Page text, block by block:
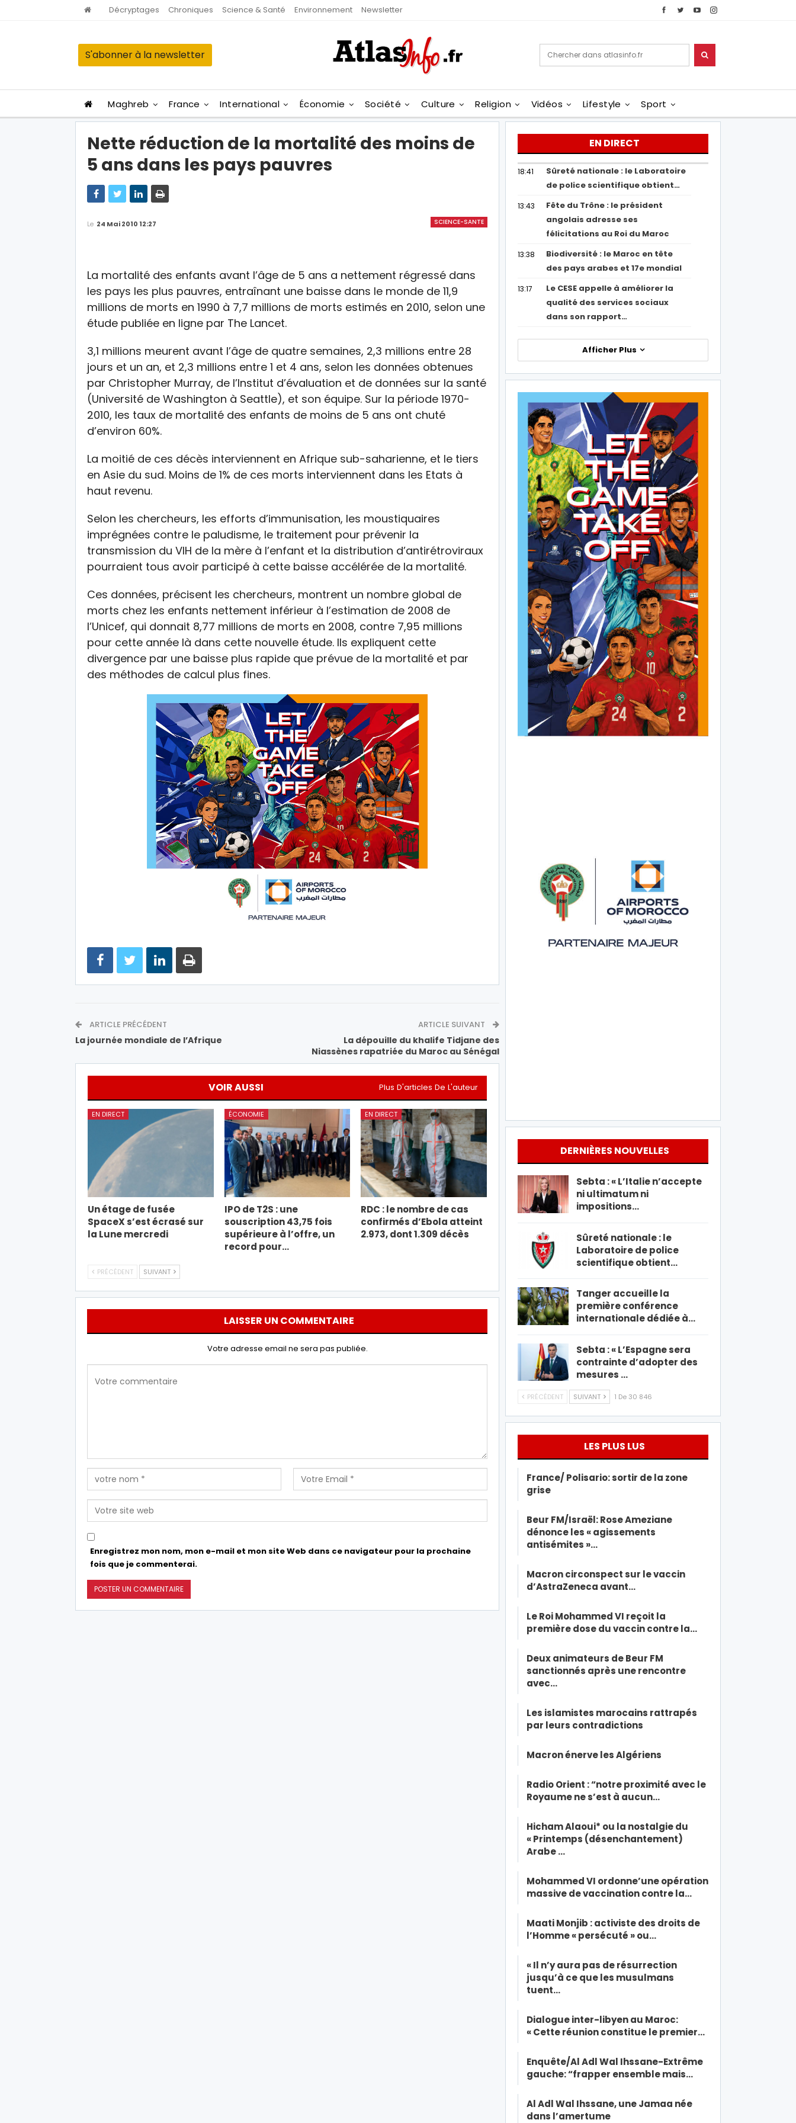
Décryptages Chroniques Science & Santé Environnement Newsletter
S'abonner à la newsletter
Maghreb France International Économie Société Culture Religion Vidéos Lifestyle Sport
Nette réduction de la mortalité des moins de
5 ans dans les pays pauvres
SCIENCE-SANTE
Le 24 Mai 2010 12:27
La mortalité des enfants avant l’âge de 5 ans a nettement régressé dans
les pays les plus pauvres, entraînant une baisse dans le monde de 11,9
millions de morts en 1990 à 7,7 millions de morts estimés en 2010, selon une
étude publiée en ligne par The Lancet.
3,1 millions meurent avant l’âge de quatre semaines, 2,3 millions entre 28
jours et un an, et 2,3 millions entre 1 et 4 ans, selon les données obtenues
par Christopher Murray, de l’Institut d’évaluation et de données sur la santé
(Université de Washington à Seattle), et son équipe. Sur la période 1970-
2010, les taux de mortalité des enfants de moins de 5 ans ont chuté
d’environ 60%.
La moitié de ces décès interviennent en Afrique sub-saharienne, et le tiers
en Asie du sud. Moins de 1% de ces morts interviennent dans les Etats à
haut revenu.
Selon les chercheurs, les efforts d’immunisation, les moustiquaires
imprégnées contre le paludisme, le traitement pour prévenir la
transmission du VIH de la mère à l’enfant et la distribution d’antirétroviraux
pourraient tous avoir participé à cette baisse accélérée de la mortalité.
Ces données, précisent les chercheurs, montrent un nombre global de
morts chez les enfants nettement inférieur à l’estimation de 2008 de
l’Unicef, qui donnait 8,77 millions de morts en 2008, contre 7,95 millions
pour cette année là dans cette nouvelle étude. Ils expliquent cette
divergence par une baisse plus rapide que prévue de la mortalité et par
des méthodes de calcul plus fines.
ARTICLE PRÉCÉDENT
La journée mondiale de l’Afrique
ARTICLE SUIVANT
La dépouille du khalife Tidjane des
Niassènes rapatriée du Maroc au Sénégal
VOIR AUSSI Plus D'articles De L'auteur
EN DIRECT
Un étage de fusée
SpaceX s’est écrasé sur
la Lune mercredi
ÉCONOMIE
IPO de T2S : une
souscription 43,75 fois
supérieure à l’offre, un
record pour…
EN DIRECT
RDC : le nombre de cas
confirmés d’Ebola atteint
2.973, dont 1.309 décès
PRÉCÉDENT SUIVANT
LAISSER UN COMMENTAIRE
Votre adresse email ne sera pas publiée.
Enregistrez mon nom, mon e-mail et mon site Web dans ce navigateur pour la prochaine
fois que je commenterai.
EN DIRECT
18:41
Sûreté nationale : le Laboratoire
de police scientifique obtient…
13:43
Fête du Trône : le président
angolais adresse ses
félicitations au Roi du Maroc
13:38
Biodiversité : le Maroc en tête
des pays arabes et 17e mondial
13:17
Le CESE appelle à améliorer la
qualité des services sociaux
dans son rapport…
Afficher Plus
DERNIÈRES NOUVELLES
Sebta : « L’Italie n’accepte
ni ultimatum ni
impositions…
Sûreté nationale : le
Laboratoire de police
scientifique obtient…
Tanger accueille la
première conférence
internationale dédiée à…
Sebta : « L’Espagne sera
contrainte d’adopter des
mesures …
PRÉCÉDENT SUIVANT 1 De 30 846
LES PLUS LUS
France/ Polisario: sortir de la zone
grise
Beur FM/Israël: Rose Ameziane
dénonce les « agissements
antisémites »…
Macron circonspect sur le vaccin
d’AstraZeneca avant…
Le Roi Mohammed VI reçoit la
première dose du vaccin contre la…
Deux animateurs de Beur FM
sanctionnés après une rencontre
avec…
Les islamistes marocains rattrapés
par leurs contradictions
Macron énerve les Algériens
Radio Orient : “notre proximité avec le
Royaume ne s’est à aucun…
Hicham Alaoui* ou la nostalgie du
« Printemps (désenchantement)
Arabe …
Mohammed VI ordonne’une opération
massive de vaccination contre la…
Maati Monjib : activiste des droits de
l’Homme « persécuté » ou…
« Il n’y aura pas de résurrection
jusqu’à ce que les musulmans
tuent…
Dialogue inter-libyen au Maroc:
« Cette réunion constitue le premier…
Enquête/Al Adl Wal Ihssane-Extrême
gauche: “frapper ensemble mais…
Al Adl Wal Ihssane, une Jamaa née
dans l’amertume